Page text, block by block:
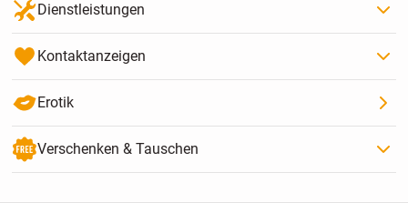
Dienstleistungen
Kontaktanzeigen
Erotik
Verschenken & Tauschen